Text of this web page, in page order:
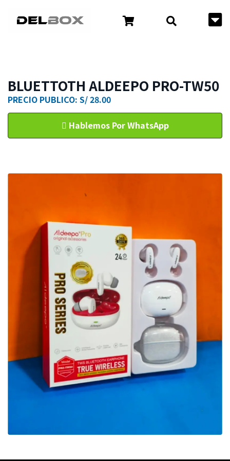
BLUETTOTH ALDEEPO PRO-TW50
PRECIO PUBLICO: S/ 28.00
Hablemos Por WhatsApp